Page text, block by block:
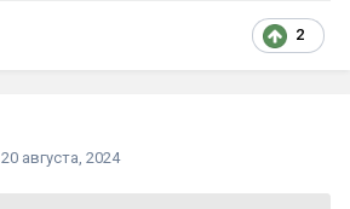
2
20 августа, 2024